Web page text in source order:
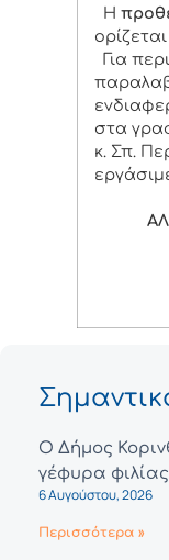
Η
Για
στα
κ. Σπ.
Ο Δήμος
γέφυρα
6 Αυγούστου, 2026
Περισσότερα »